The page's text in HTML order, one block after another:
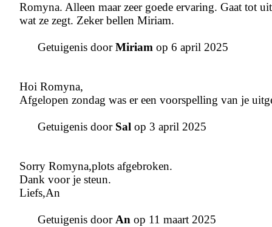
Romyna. Alleen maar zeer goede ervaring. Gaat tot
wat ze zegt. Zeker bellen Miriam.
Getuigenis doorMiriam op 6 april 2025
Hoi Romyna,
Afgelopen zondag was er een voorspelling van je
Getuigenis door Sal op 3 april 2025
Sorry Romyna,plots afgebroken.
Dank voor je steun.
Liefs,An
Getuigenis doorAn op 11 maart 2025